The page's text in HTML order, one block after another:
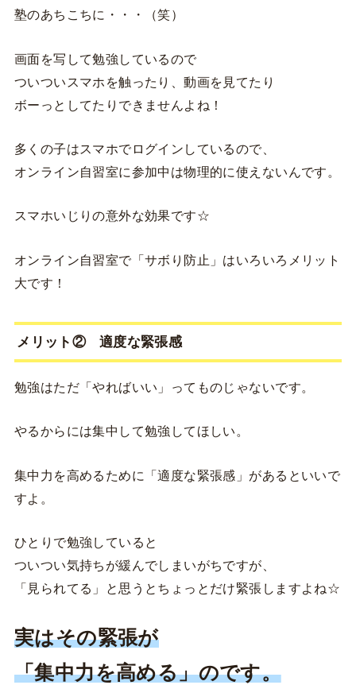
塾のあちこちに・・・（笑）
画面を写して勉強しているので
ついついスマホを触ったり、動画を見てたり
ボーっとしてたりできませんよね！
多くの子はスマホでログインしているので、
オンライン自習室に参加中は物理的に使えないんです。
スマホいじりの意外な効果です☆
オンライン自習室で「サボり防止」はいろいろメリット
大です！
メリット② 適度な緊張感
勉強はただ「やればいい」ってものじゃないです。
やるからには集中して勉強してほしい。
集中力を高めるために「適度な緊張感」があるといいで
すよ。
ひとりで勉強していると
ついつい気持ちが緩んでしまいがちですが、
「見られてる」と思うとちょっとだけ緊張しますよね☆
実はその緊張が
「集中力を高める」のです。